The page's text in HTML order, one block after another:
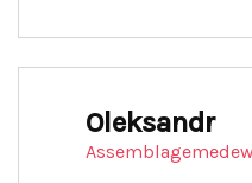
Oleksandr